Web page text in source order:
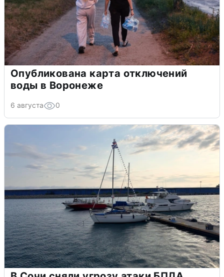
Опубликована карта отключений
воды в Воронеже
6 августа 0